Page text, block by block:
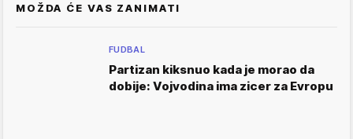
MOŽDA ĆE VAS ZANIMATI
FUDBAL
Partizan kiksnuo kada je morao da
dobije: Vojvodina ima zicer za Evropu